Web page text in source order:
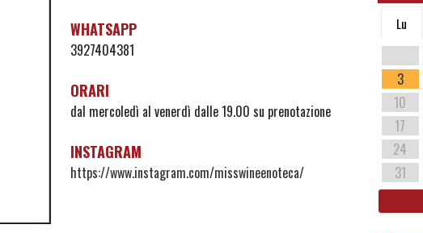
WHATSAPP
3927404381
ORARI
dal mercoledì al venerdì dalle 19.00 su prenotazione
INSTAGRAM
https://www.instagram.com/misswineenoteca/
Lu
3
10
17
24
31